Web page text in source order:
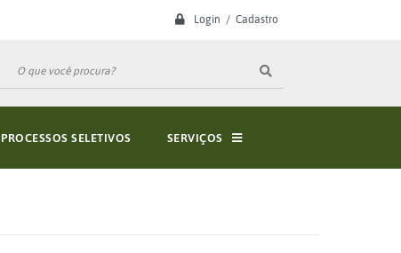
Login / Cadastro
SELETIVOS SERVIÇOS